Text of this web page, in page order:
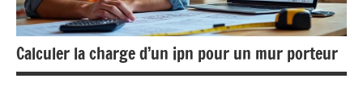
Calculer la charge d’un ipn pour un mur porteur